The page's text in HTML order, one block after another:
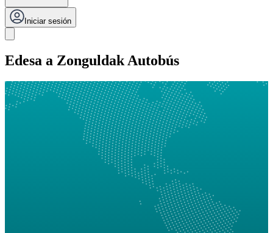
Iniciar sesión
Edesa a Zonguldak Autobús